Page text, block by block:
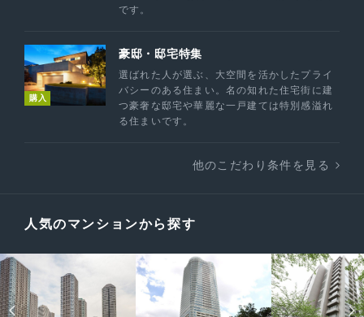
です。
購入
豪邸・邸宅特集
選ばれた人が選ぶ、大空間を活かしたプライ
バシーのある住まい。名の知れた住宅街に建
つ豪奢な邸宅や華麗な一戸建ては特別感溢れ
る住まいです。
他のこだわり条件を見る
人気のマンションから探す